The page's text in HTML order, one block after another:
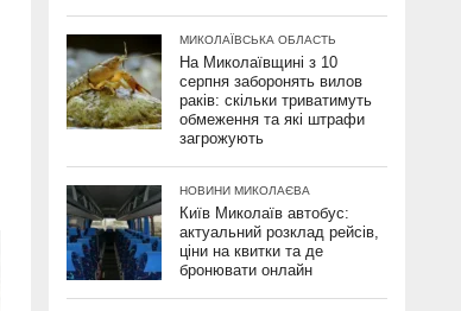
МИКОЛАЇВСЬКА ОБЛАСТЬ
На Миколаївщині з 10
серпня заборонять вилов
раків: скільки триватимуть
обмеження та які штрафи
загрожують
НОВИНИ МИКОЛАЄВА
Київ Миколаїв автобус:
актуальний розклад рейсів,
ціни на квитки та де
бронювати онлайн